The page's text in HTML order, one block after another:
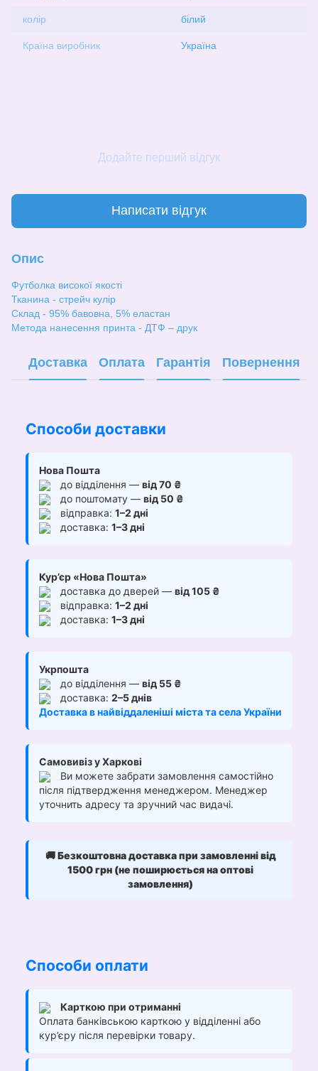
колір білий
Країна виробник Україна
Додайте перший відгук
Написати відгук
Опис
Футболка високої якості
Тканина - стрейч кулір
Склад - 95% бавовна, 5% еластан
Метода нанесення принта - ДТФ – друк
Доставка Оплата Гарантія Повернення
Способи доставки
Нова Пошта
до відділення — від 70 ₴
до поштомату — від 50 ₴
відправка: 1–2 дні
доставка: 1–3 дні
Кур’єр «Нова Пошта»
доставка до дверей — від 105 ₴
відправка: 1–2 дні
доставка: 1–3 дні
Укрпошта
до відділення — від 55 ₴
доставка: 2–5 днів
Доставка в найвіддаленіші міста та села України
Самовивіз у Харкові
Ви можете забрати замовлення самостійно
після підтвердження менеджером. Менеджер
уточнить адресу та зручний час видачі.
🚚Безкоштовна доставка при замовленні від
1500 грн (не поширюється на оптові
замовлення)
Способи оплати
Карткою при отриманні
Оплата банківською карткою у відділенні або
кур’єру після перевірки товару.